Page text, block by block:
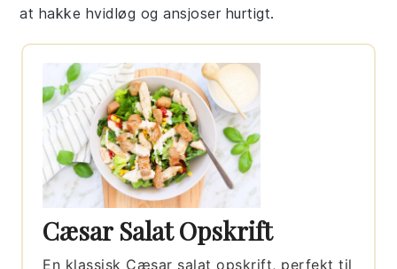
at hakke hvidløg ogansjoser hurtigt.
Cæsar Salat Opskrift
En klassisk Cæsar salat opskrift, perfekt til